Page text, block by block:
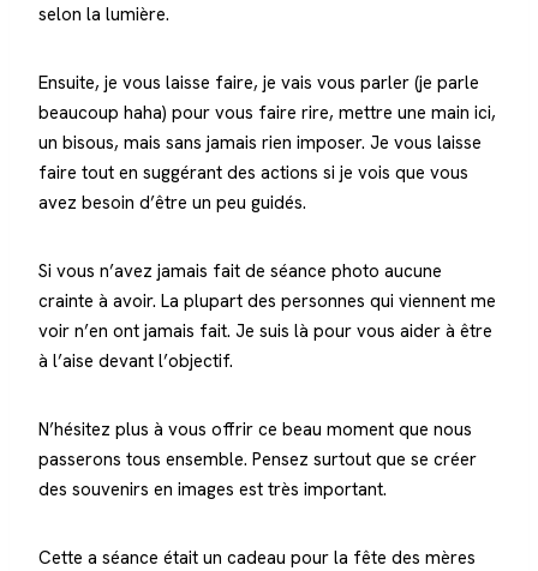
selon la lumière.
Ensuite, je vous laisse faire, je vais vous parler (je parle
beaucoup haha) pour vous faire rire, mettre une main ici,
un bisous, mais sans jamais rien imposer. Je vous laisse
faire tout en suggérant des actions si je vois que vous
avez besoin d’être un peu guidés.
Si vous n’avez jamais fait de séance photo aucune
crainte à avoir. La plupart des personnes qui viennent me
voir n’en ont jamais fait. Je suis là pour vous aider à être
à l’aise devant l’objectif.
N’hésitez plus à vous offrir ce beau moment que nous
passerons tous ensemble. Pensez surtout que se créer
des souvenirs en images est très important.
Cette a séance était un cadeau pour la fête des mères